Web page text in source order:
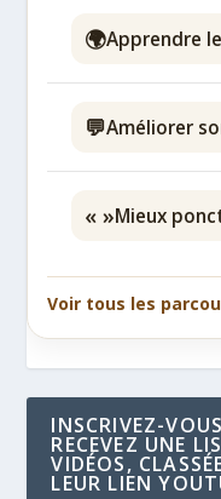
🌍Apprendre
💬Améliorer
« »Mieux
Voir tous les
INSCRIVEZ-
RECEVEZ UNE
VIDÉOS,
LEUR LIEN